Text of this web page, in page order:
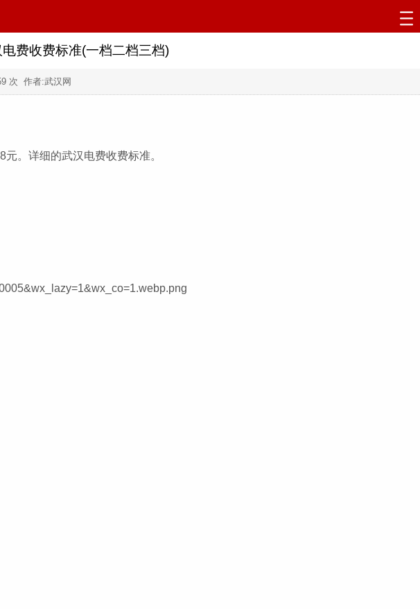
费收费标准(一档二档三档)
次 作者:武汉网
。详细的武汉电费收费标准。